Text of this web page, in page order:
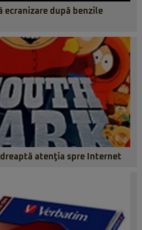
ecranizare după benzile
atenţia spre Internet